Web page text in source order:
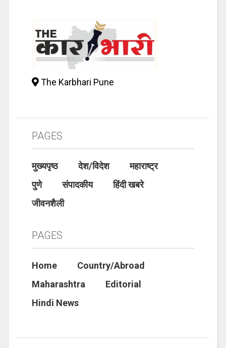
The Karbhari Pune
PAGES
मुख्यपृष्ठ देश/विदेश
महाराष्ट्र
पुणे
संपादकीय
हिंदी खबरे
जीवनशैली
PAGES
Home
Country/Abroad
Maharashtra
Editorial
Hindi News